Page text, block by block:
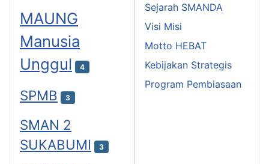
MAUNG
Manusia
Unggul
4
SPMB 3
SMAN 2
SUKABUMI
3
Sejarah SMANDA
Visi Misi
Motto HEBAT
Kebijakan Strategis
Program Pembiasaan